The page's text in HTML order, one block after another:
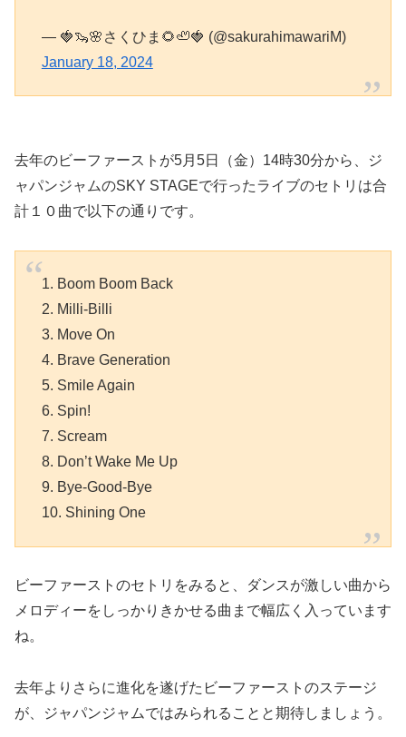
— 🍓🦦🌸さくひま🌻🦥🍓 (@sakurahimawariM)
January 18, 2024
去年のビーファーストが5月5日（金）14時30分から、ジ
ャパンジャムのSKY STAGEで行ったライブのセトリは合
計１０曲で以下の通りです。
1. Boom Boom Back
2. Milli-Billi
3. Move On
4. Brave Generation
5. Smile Again
6. Spin!
7. Scream
8. Don’t Wake Me Up
9. Bye-Good-Bye
10. Shining One
ビーファーストのセトリをみると、ダンスが激しい曲から
メロディーをしっかりきかせる曲まで幅広く入っています
ね。
去年よりさらに進化を遂げたビーファーストのステージ
が、ジャパンジャムではみられることと期待しましょう。